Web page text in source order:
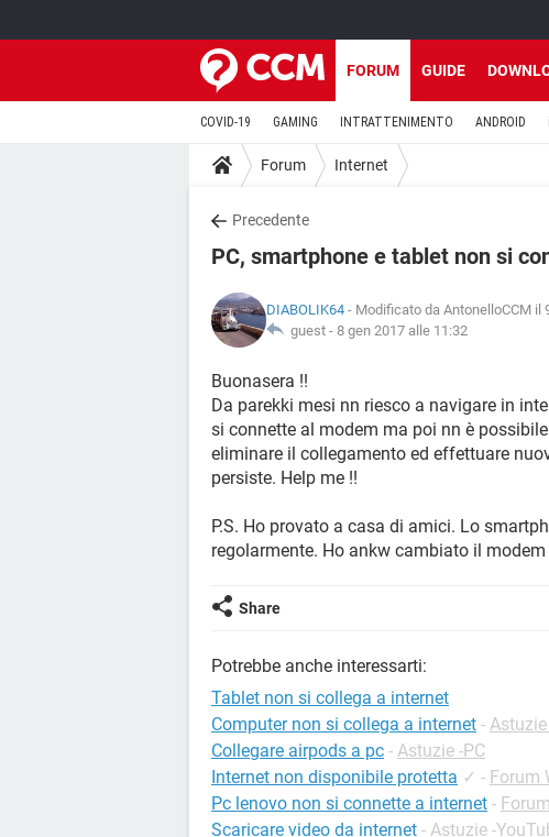
FORUM GUIDE
COVID-19 GAMING INTRATTENIMENTO ANDROID
Forum Internet
Precedente
PC, smartphone e tablet non si
DIABOLIK64 - Modificato da AntonelloCCM il
guest - 8 gen 2017 alle 11:32
Buonasera !!
Da parekki mesi nn riesco a navigare in
si connette al modem ma poi nn è
eliminare il collegamento ed effettuare
persiste. Help me !!
P.S. Ho provato a casa di amici. Lo
regolarmente. Ho ankw cambiato il
Share
Potrebbe anche interessarti:
Tablet non si collega a internet
Computer non si collega a internet - Astuzie
Collegare airpods a pc - Astuzie -PC
Internet non disponibile protetta ✓ - Forum
Pc lenovo non si connette a internet -
Scaricare video da internet - Astuzie -